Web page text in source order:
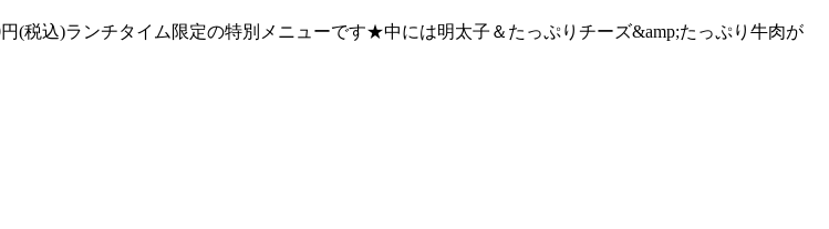
(税込)ランチタイム限定の特別メニューです★中には明太子＆たっぷりチーズ&amp;たっぷり牛肉が